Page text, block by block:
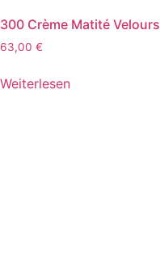
300 Crème Matité Velours
63,00 €
Weiterlesen